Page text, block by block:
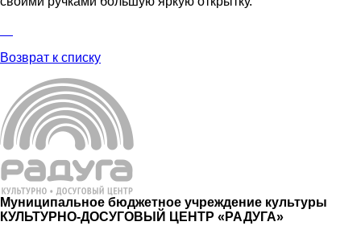
Возврат к списку
Муниципальное бюджетное учреждение культуры
КУЛЬТУРНО-ДОСУГОВЫЙ ЦЕНТР «РАДУГА»